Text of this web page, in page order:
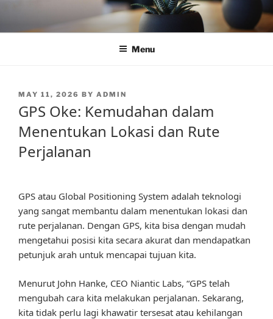
content
Menu
POSTED
MAY 11, 2026 BY ADMIN
GPS Oke: Kemudahan dalam
Menentukan Lokasi dan Rute
Perjalanan
GPS atau Global Positioning System adalah teknologi
yang sangat membantu dalam menentukan lokasi dan
rute perjalanan. Dengan GPS, kita bisa dengan mudah
mengetahui posisi kita secara akurat dan mendapatkan
petunjuk arah untuk mencapai tujuan kita.
Menurut John Hanke, CEO Niantic Labs, “GPS telah
mengubah cara kita melakukan perjalanan. Sekarang,
kita tidak perlu lagi khawatir tersesat atau kehilangan